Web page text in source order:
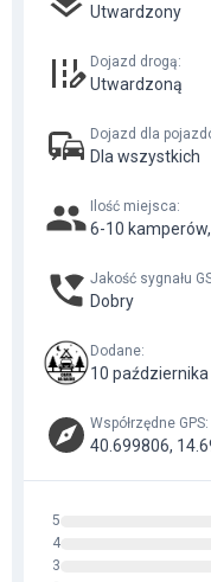
Utwardzony
Dojazd drogą:
Utwardzoną
Dojazd dla
Dla wszystkich
Ilość miejsca:
6-10
Jakość sygnału
Dobry
Dodane:
10
Współrzędne GPS:
40.699806,
5
4
3